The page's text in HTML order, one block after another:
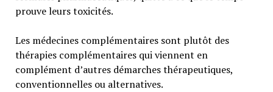
prouve leurs toxicités.
Les médecines complémentaires sont plutôt des
thérapies complémentaires qui viennent en
complément d’autres démarches thérapeutiques,
conventionnelles ou alternatives.